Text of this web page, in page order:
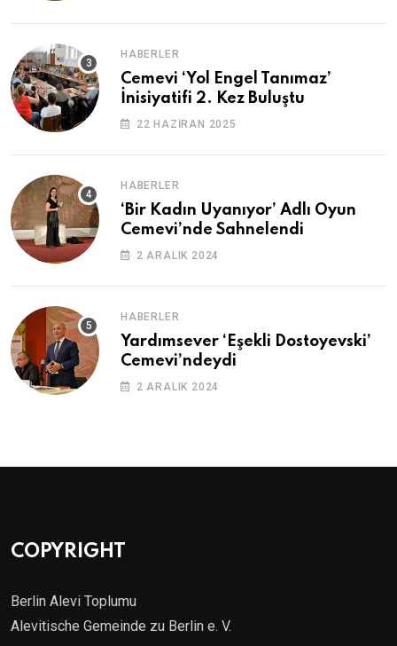
HABERLER
Cemevi ‘Yol Engel Tanımaz’
İnisiyatifi 2. Kez Buluştu
22 HAZIRAN 2025
HABERLER
‘Bir Kadın Uyanıyor’ Adlı Oyun
Cemevi’nde Sahnelendi
2 ARALIK 2024
HABERLER
Yardımsever ‘Eşekli Dostoyevski’
Cemevi’ndeydi
2 ARALIK 2024
COPYRIGHT
Berlin Alevi Toplumu
Alevitische Gemeinde zu Berlin e. V.